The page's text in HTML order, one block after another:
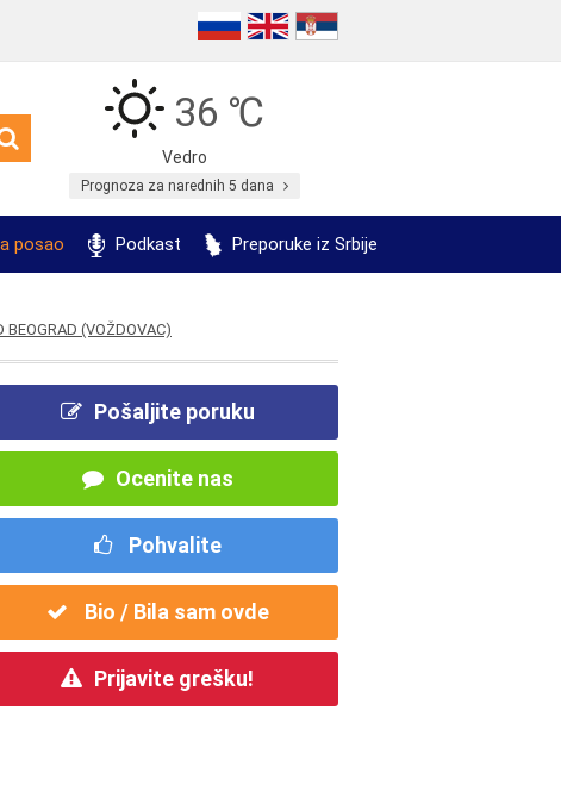
36 ℃
Vedro
Prognoza za narednih 5 dana
posao Podkast Preporuke iz Srbije
(VOŽDOVAC)
Pošaljite poruku
Ocenite nas
Pohvalite
Bio / Bila sam ovde
Prijavite grešku!